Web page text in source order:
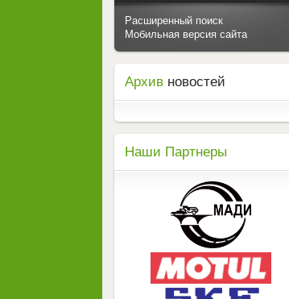
Расширенный поиск
Мобильная версия сайта
Архив новостей
Наши Партнеры